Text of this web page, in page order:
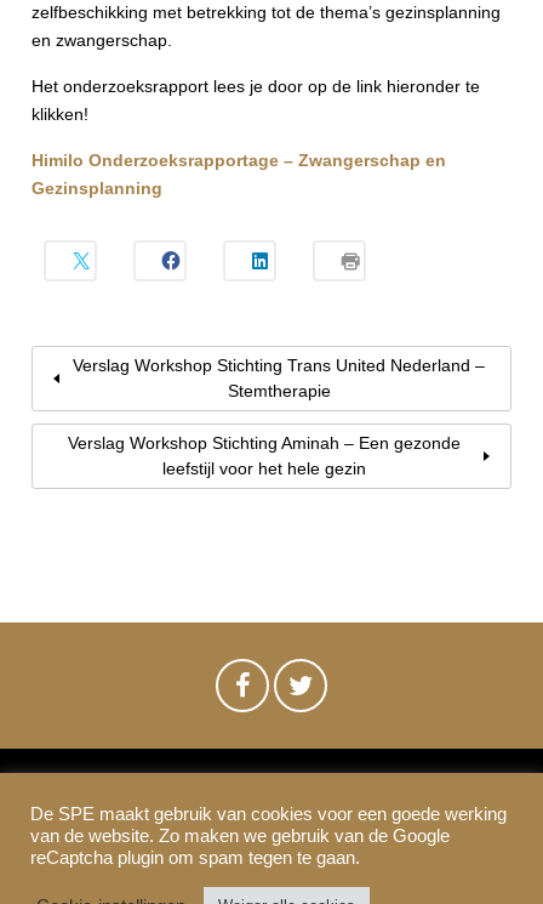
zelfbeschikking met betrekking tot de thema’s gezinsplanning
en zwangerschap.
Het onderzoeksrapport lees je door op de link hieronder te
klikken!
Himilo Onderzoeksrapportage – Zwangerschap en
Gezinsplanning
Verslag Workshop Stichting Trans United Nederland –
Stemtherapie
Verslag Workshop Stichting Aminah – Een gezonde
leefstijl voor het hele gezin
SPE-Amsterdam © 2021
Colofon & Disclaimer
Privacy Cookies
De SPE maakt gebruik van cookies voor een goede werking
van de website. Zo maken we gebruik van de Google
reCaptcha plugin om spam tegen te gaan.